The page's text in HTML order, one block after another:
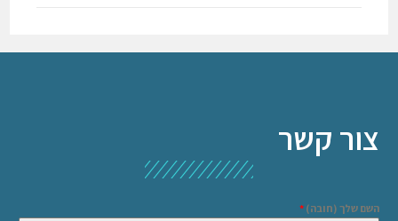
צור קשר
השם שלך (חובה)*